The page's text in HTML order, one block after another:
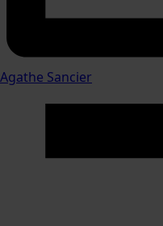
Agathe Sancier